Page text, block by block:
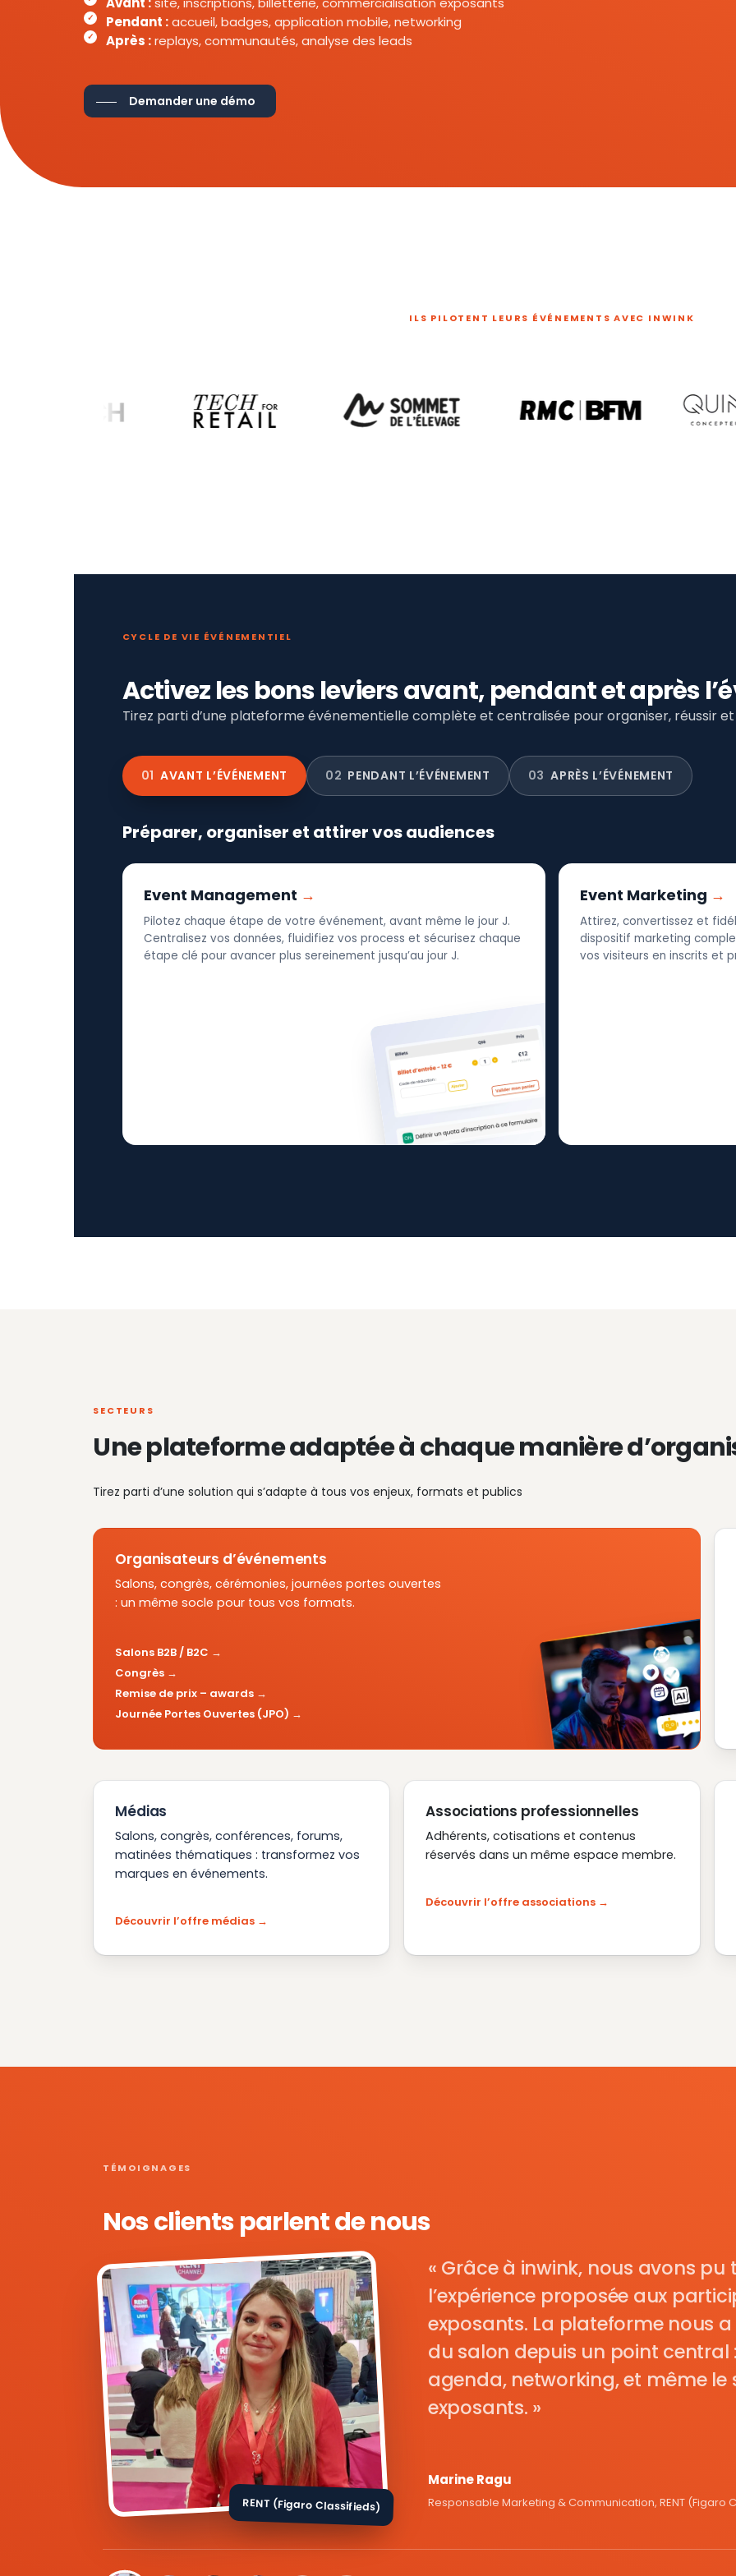
Pendant :accueil, badges, application mobile, networking
Après :replays, communautés, analyse des leads
Demander une démo
ILS PILOTENT LEURS ÉVÉNEMENTS AVEC INWINK
CYCLE DE VIE ÉVÉNEMENTIEL
Activez les bons leviers avant, pendant et après
Tirez parti d’une plateforme événementielle complète et centralisée pour organiser, réussir
01 AVANT L’ÉVÉNEMENT 02 PENDANT L’ÉVÉNEMENT 03 APRÈS L’ÉVÉNEMENT
Préparer, organiser et attirer vos audiences
Event Management
Pilotez chaque étape de votre événement, avant même le jour J.
Centralisez vos données, fluidifiez vos process et sécurisez chaque
étape clé pour avancer plus sereinement jusqu’au jour J.
Event Marketing
Attirez, convertissez et
dispositif marketing
vos visiteurs en inscrits et
SECTEURS
Une plateforme adaptée à chaque manière
Tirez parti d’une solution qui s’adapte à tous vos enjeux, formats et publics
Organisateurs d’événements
Salons, congrès, cérémonies, journées portes ouvertes
: un même socle pour tous vos formats.
Salons B2B / B2C
Congrès
Remise de prix – awards
Journée Portes Ouvertes (JPO)
Médias
Salons, congrès, conférences, forums,
matinées thématiques : transformez vos
marques en événements.
Découvrir l’offre médias
Associations professionnelles
Adhérents, cotisations et contenus
réservés dans un même espace membre.
Découvrir l’offre associations
TÉMOIGNAGES
Nos clients parlent de nous
RENT (Figaro Classifieds)
Grâce à inwink, nous avons
l’expérience proposée aux
exposants. La plateforme nous
du salon depuis un point central
agenda, networking, et même le
exposants.
Marine Ragu
Responsable Marketing & Communication, RENT (Figaro